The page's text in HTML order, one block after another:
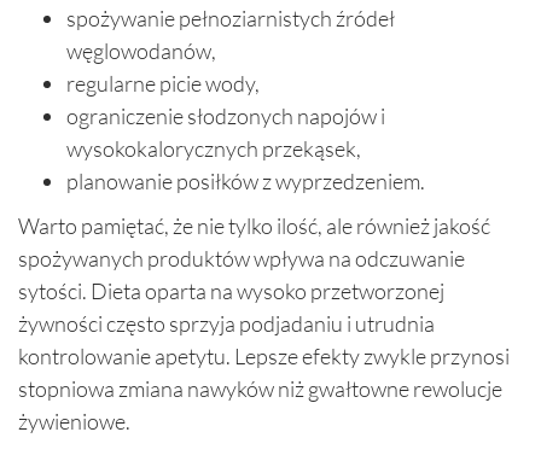
spożywanie pełnoziarnistych źródeł
węglowodanów,
regularne picie wody,
ograniczenie słodzonych napojów i
wysokokalorycznych przekąsek,
planowanie posiłków z wyprzedzeniem.
Warto pamiętać, że nie tylko ilość, ale również jakość
spożywanych produktów wpływa na odczuwanie
sytości. Dieta oparta na wysoko przetworzonej
żywności często sprzyja podjadaniu i utrudnia
kontrolowanie apetytu. Lepsze efekty zwykle przynosi
stopniowa zmiana nawyków niż gwałtowne rewolucje
żywieniowe.